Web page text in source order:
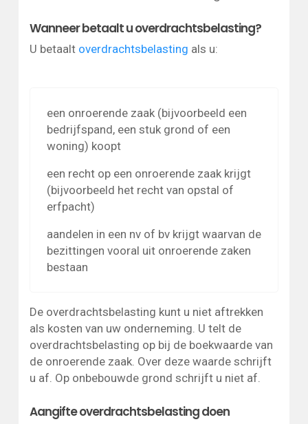
Wanneer betaalt u overdrachtsbelasting?
U betaalt overdrachtsbelasting als u:
een onroerende zaak (bijvoorbeeld een
bedrijfspand, een stuk grond of een
woning) koopt
een recht op een onroerende zaak krijgt
(bijvoorbeeld het recht van opstal of
erfpacht)
aandelen in een nv of bv krijgt waarvan de
bezittingen vooral uit onroerende zaken
bestaan
De overdrachtsbelasting kunt u niet aftrekken
als kosten van uw onderneming. U telt de
overdrachtsbelasting op bij de boekwaarde van
de onroerende zaak. Over deze waarde schrijft
u af. Op onbebouwde grond schrijft u niet af.
Aangifte overdrachtsbelasting doen